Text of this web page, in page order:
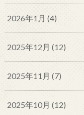
2026年1月 (4)
2025年12月 (12)
2025年11月 (7)
2025年10月 (12)